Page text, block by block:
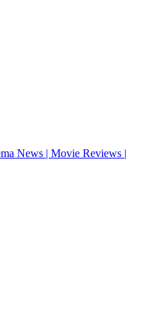
News | Movie Reviews |